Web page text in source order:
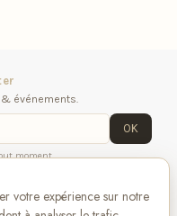
événements.
OK
moment.
nous
votre expérience sur notre